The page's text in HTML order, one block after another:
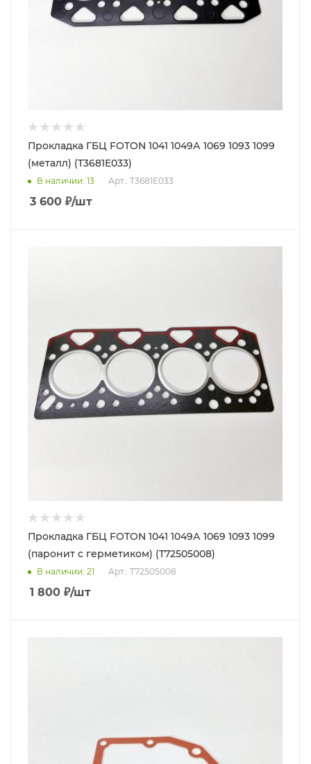
Прокладка ГБЦ FOTON 1041 1049А 1069 1093 1099
(металл) (T3681E033)
В наличии: 13 Арт.: T3681E033
3 600 ₽/шт
Прокладка ГБЦ FOTON 1041 1049А 1069 1093 1099
(паронит с герметиком) (T72505008)
В наличии: 21 Арт.: T72505008
1 800 ₽/шт